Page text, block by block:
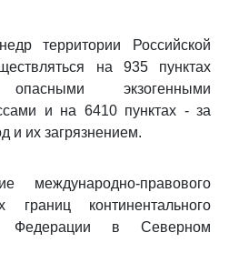
территории Российской
на 935 пунктах
экзогенными
и на 6410 пунктах - за
и их загрязнением.
международно-правового
континентального
Федерации в Северном